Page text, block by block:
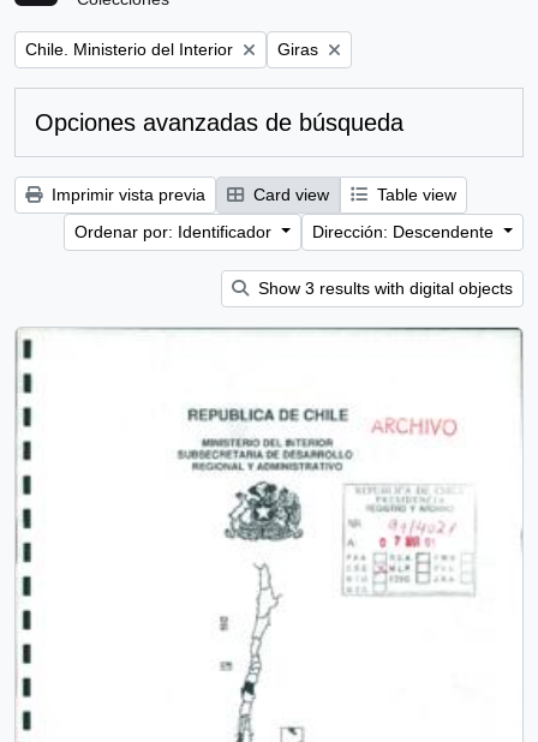
Remove filter:
Chile. Ministerio del Interior Remove filter:
Giras
Opciones avanzadas de búsqueda
Imprimir vista previa Card view
Table view
Ordenar por: Identificador
Dirección: Descendente
Show 3 results with digital objects